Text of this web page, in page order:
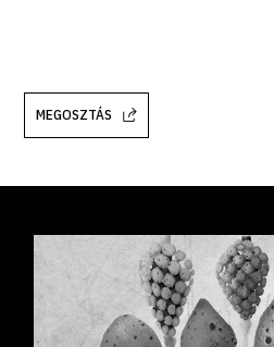
MEGOSZTÁS